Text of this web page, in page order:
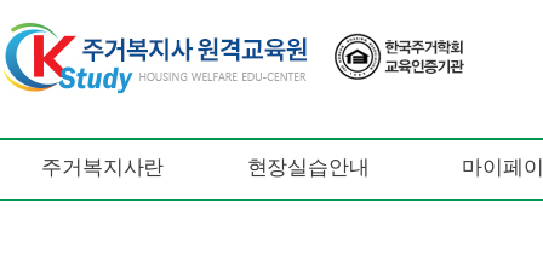
주거복지사란 현장실습안내 마이페